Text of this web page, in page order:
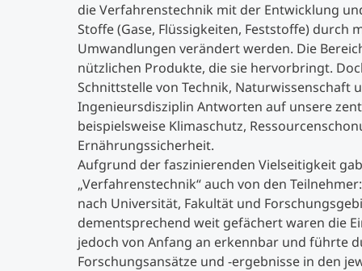
die Verfahrenstechnik mit der Entwicklung
Stoffe (Gase, Flüssigkeiten, Feststoffe) durch
Umwandlungen verändert werden. Die
nützlichen Produkte, die sie hervorbringt.
Schnittstelle von Technik, Naturwissenschaft
Ingenieursdisziplin Antworten auf unsere
beispielsweise Klimaschutz,
Ernährungssicherheit.
Aufgrund der faszinierenden Vielseitigkeit
„Verfahrenstechnik“ auch von den
nach Universität, Fakultät und
dementsprechend weit gefächert waren die
jedoch von Anfang an erkennbar und führte
Forschungsansätze und -ergebnisse in den